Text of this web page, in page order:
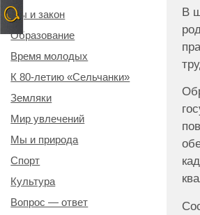
В
Мы и закон
Образование
Время молодых
К 80-летию «Сельчанки»
Земляки
Мир увлечений
Мы и природа
Спорт
Культура
Вопрос — ответ